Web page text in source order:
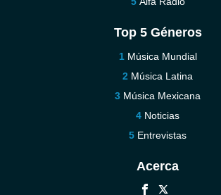
Top 5 Géneros
Música Mundial
Música Latina
Música Mexicana
Noticias
Entrevistas
Acerca